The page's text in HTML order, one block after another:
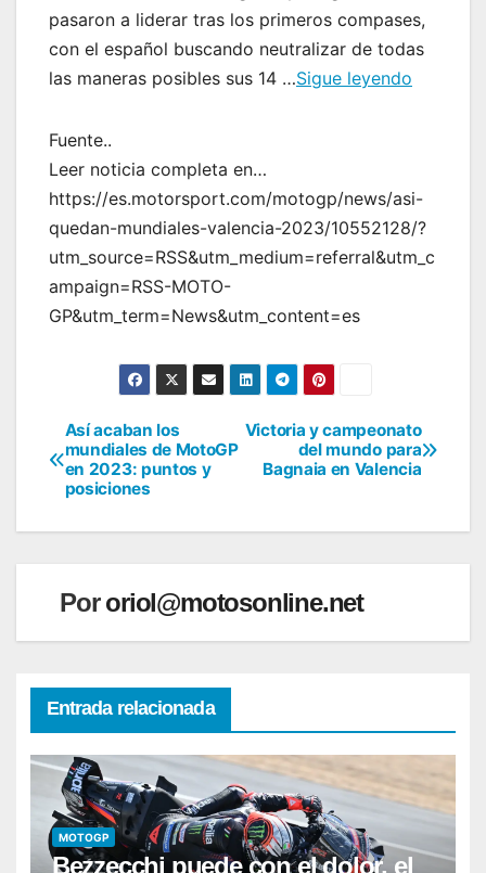
pasaron a liderar tras los primeros compases,
con el español buscando neutralizar de todas
las maneras posibles sus 14 …Sigue leyendo
Fuente..
Leer noticia completa en…
https://es.motorsport.com/motogp/news/asi-
quedan-mundiales-valencia-2023/10552128/?
utm_source=RSS&utm_medium=referral&utm_c
ampaign=RSS-MOTO-
GP&utm_term=News&utm_content=es
Navegación
de
entradas
Victoria y campeonato
del mundo para
Bagnaia en Valencia
Así acaban los
mundiales de MotoGP
en 2023: puntos y
posiciones
Pororiol@motosonline.net
Entrada relacionada
MOTOGP
Bezzecchi puede con el dolor, el